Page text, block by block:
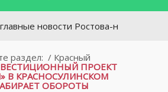
новости Ростова-на-Дону
раздел: / Красный
ПРОЕКТ
В КРАСНОСУЛИНСКОМ
ОБОРОТЫ